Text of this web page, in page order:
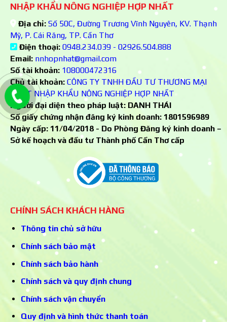
NHẬP KHẨU NÔNG NGHIỆP HỢP NHẤT
Địa chỉ:Số 50C, Đường Trương Vĩnh Nguyên, KV. Thạnh
Mỹ, P. Cái Răng, TP. Cần Thơ
Điện thoại: 0948.234.039 - 02926.504.888
Email: nnhopnhat@gmail.com
Số tài khoản: 108000472316
Chủ tài khoản: CÔNG TY TNHH ĐẦU TƯ THƯƠNG MẠI
XUẤT NHẬP KHẨU NÔNG NGHIỆP HỢP NHẤT
Người đại diện theo pháp luật: DANH THÁI
Số giấy chứng nhận đăng ký kinh doanh: 1801596989
Ngày cấp: 11/04/2018 - Do Phòng Đăng ký kinh doanh –
Sở kế hoạch và đầu tư Thành phố Cần Thơ cấp
CHÍNH SÁCH KHÁCH HÀNG
Thông tin chủ sở hữu
Chính sách bảo mật
Chính sách bảo hành
Chính sách và quy định chung
Chính sách vận chuyển
Quy định và hình thức thanh toán